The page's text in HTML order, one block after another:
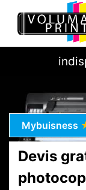
Mybuisness
Devis